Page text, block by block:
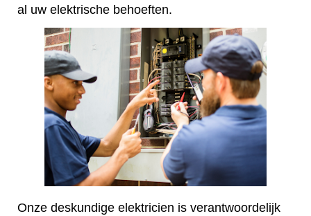
al uw elektrische behoeften.
Onze deskundige elektricien is verantwoordelijk